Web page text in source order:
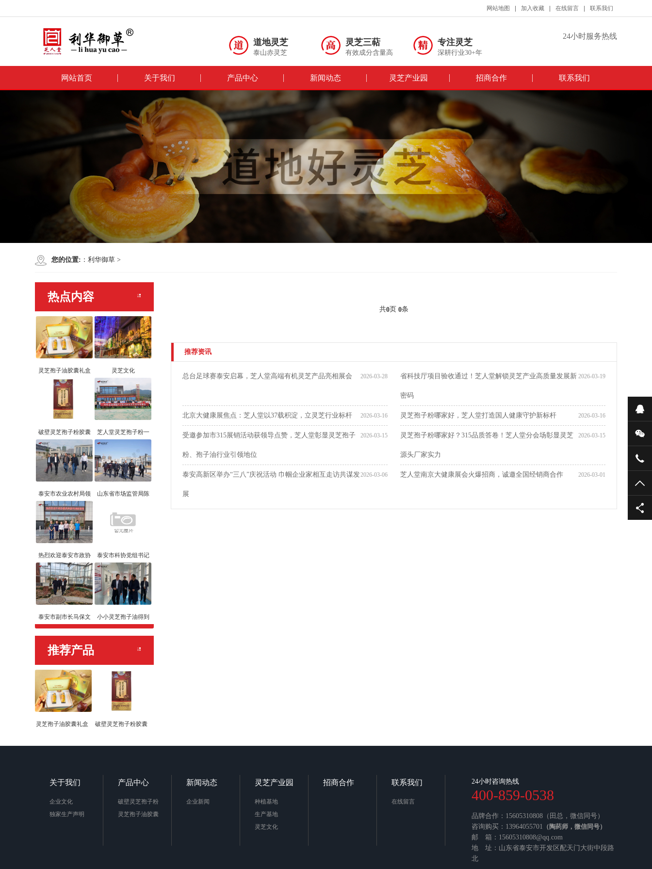
网站地图 加入收藏 在线留言 联系我们
道地灵芝
泰山赤灵芝
灵芝三萜
有效成分含量高
专注灵芝
深耕行业30+年
24小时服务热线
网站首页 关于我们 产品中心 新闻动态 灵芝产业园 招商合作 联系我们
您的位置: ： 利华御草 >
热点内容
灵芝孢子油胶囊礼盒 灵芝文化
破壁灵芝孢子粉胶囊 芝人堂灵芝孢子粉一
泰安市农业农村局领 山东省市场监管局陈
热烈欢迎泰安市政协 泰安市科协党组书记
泰安市副市长马保文 小小灵芝孢子油得到
推荐产品
灵芝孢子油胶囊礼盒 破壁灵芝孢子粉胶囊
共0页 0条
推荐资讯
2026-03-28
总台足球赛泰安启幕，芝人堂高端有机灵芝产品亮相展会 2026-03-19
省科技厅项目验收通过！芝人堂解锁灵芝产业高质量发展新
密码
2026-03-16
北京大健康展焦点：芝人堂以37载积淀，立灵芝行业标杆 2026-03-16
灵芝孢子粉哪家好，芝人堂打造国人健康守护新标杆
2026-03-15
受邀参加市315展销活动获领导点赞，芝人堂彰显灵芝孢子
粉、孢子油行业引领地位
2026-03-15
灵芝孢子粉哪家好？315品质答卷！芝人堂分会场彰显灵芝
源头厂家实力
2026-03-06
泰安高新区举办“三八”庆祝活动 巾帼企业家相互走访共谋发
展
2026-03-01
芝人堂南京大健康展会火爆招商，诚邀全国经销商合作
关于我们
企业文化
独家生产声明
产品中心
破壁灵芝孢子粉
灵芝孢子油胶囊
新闻动态
企业新闻
灵芝产业园
种植基地
生产基地
灵芝文化
招商合作 联系我们
在线留言
24小时咨询热线
400-859-0538
品牌合作：15605310808（田总，微信同号）
咨询购买：13964055701 （陶药师，微信同号）
邮 箱：15605310808@qq.com
地 址：山东省泰安市开发区配天门大街中段路
北
在
微